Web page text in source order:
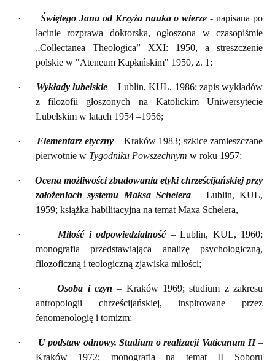
· Świętego Jana od Krzyża nauka o wierze - napisana po
łacinie rozprawa doktorska, ogłoszona w czasopiśmie
„Collectanea Theologica” XXI: 1950, a streszczenie
polskie w "Ateneum Kapłańskim" 1950, z. 1;
· Wykłady lubelskie – Lublin, KUL, 1986; zapis wykładów
z filozofii głoszonych na Katolickim Uniwersytecie
Lubelskim w latach 1954 –1956;
· Elementarz etyczny – Kraków 1983; szkice zamieszczane
pierwotnie w Tygodniku Powszechnym w roku 1957;
·
Ocena możliwości zbudowania etyki chrześcijańskiej przy
założeniach systemu Maksa Schelera – Lublin, KUL,
1959; książka habilitacyjna na temat Maxa Schelera,
· Miłość i odpowiedzialność– Lublin, KUL, 1960;
monografia przedstawiająca analizę psychologiczną,
filozoficzną i teologiczną zjawiska miłości;
· Osoba i czyn – Kraków 1969; studium z zakresu
antropologii chrześcijańskiej, inspirowane przez
fenomenologię i tomizm;
· U podstaw odnowy. Studium o realizacji Vaticanum II–
Kraków 1972; monografia na temat II Soboru